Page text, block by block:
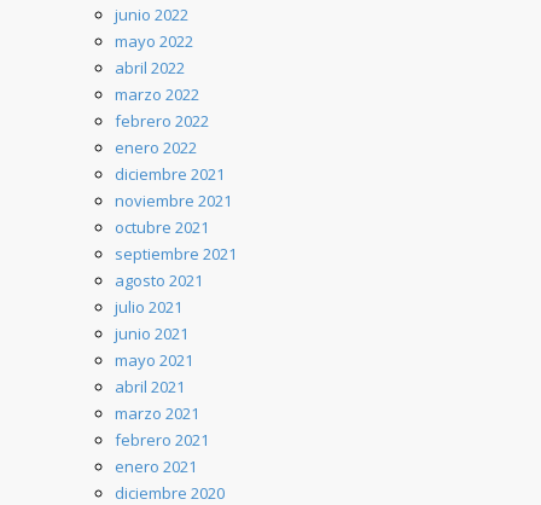
junio 2022
mayo 2022
abril 2022
marzo 2022
febrero 2022
enero 2022
diciembre 2021
noviembre 2021
octubre 2021
septiembre 2021
agosto 2021
julio 2021
junio 2021
mayo 2021
abril 2021
marzo 2021
febrero 2021
enero 2021
diciembre 2020